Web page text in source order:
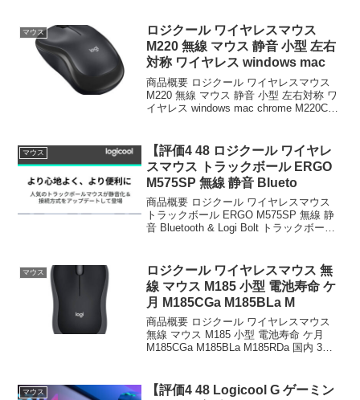
マウス
ロジクール ワイヤレスマウス
M220 無線 マウス 静音 小型 左右
対称 ワイヤレス windows mac
商品概要 ロジクール ワイヤレスマウス
M220 無線 マウス 静音 小型 左右対称 ワ
イヤレス windows mac chrome M220CG
ル...
マウス
【評価4 48 ロジクール ワイヤレ
スマウス トラックボール ERGO
M575SP 無線 静音 Blueto
商品概要 ロジクール ワイヤレスマウス
トラックボール ERGO M575SP 無線 静
音 Bluetooth & Logi Bolt トラックボール
マウス
ロジクール ワイヤレスマウス 無
線 マウス M185 小型 電池寿命 ケ
月 M185CGa M185BLa M
商品概要 ロジクール ワイヤレスマウス
無線 マウス M185 小型 電池寿命 ケ月
M185CGa M185BLa M185RDa 国内 3年
ウス M185 ...
マウス
【評価4 48 Logicool G ゲーミン